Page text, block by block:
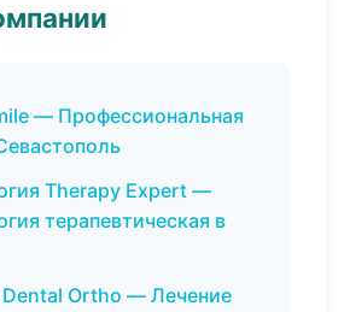
— Профессиональная
Therapy Expert —
терапевтическая в
Ortho — Лечение